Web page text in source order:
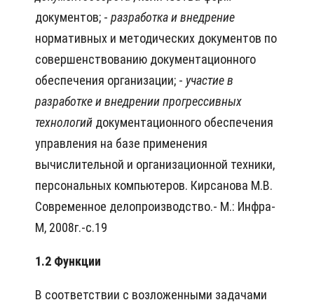
документов; - разработка и внедрение
нормативных и методических документов по
совершенствованию документационного
обеспечения организации; - участие в
разработке и внедрении прогрессивных
технологий документационного обеспечения
управления на базе применения
вычислительной и организационной техники,
персональных компьютеров. Кирсанова М.В.
Современное делопроизводство.- М.: Инфра-
М, 2008г.-с.19
1.2 Функции
В соответствии с возложенными задачами